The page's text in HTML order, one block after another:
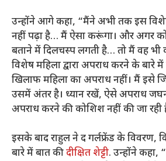
उन्होंने आगे कहा, “मैंने अभी तक इस
नहीं पढ़ा है… मैं ऐसा करूंगा। और अगर
बताने में दिलचस्प लगती है… तो मैं वह
विशेष महिला द्वारा अपराध करने के बारे
खिलाफ महिला का अपराध नहीं। मैं इसे
उसमें अंतर है। ध्यान रखें, ऐसे अपराध
अपराध करने की कोशिश नहीं की जा रही
इसके बाद राहुल ने द गर्लफ्रेंड के विवरण,
बारे में बात कीदीक्षित शेट्टी. उन्होंने कहा,